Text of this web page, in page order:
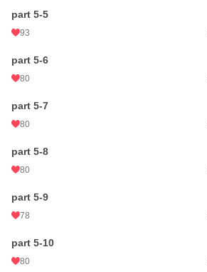
part 5-5
93
part 5-6
80
part 5-7
80
part 5-8
80
part 5-9
78
part 5-10
80